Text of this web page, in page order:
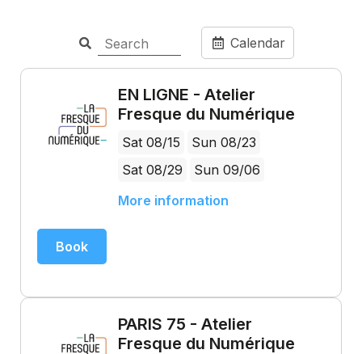
Calendar
EN LIGNE - Atelier
Fresque du Numérique
Sat 08/15
Sun 08/23
Sat 08/29
Sun 09/06
More information
Book
PARIS 75 - Atelier
Fresque du Numérique